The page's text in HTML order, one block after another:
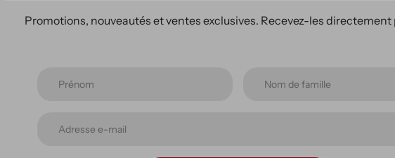
Promotions, nouveautés et ventes exclusives. Recevez-les